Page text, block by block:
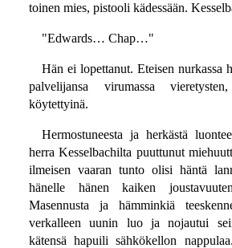
toinen mies, pistooli kädessään.
"Edwards… Chap…"
Hän ei lopettanut. Eteisen nurkassa
palvelijansa virumassa
köytettyinä.
Hermostuneesta ja herkästä
herra Kesselbachilta puuttunut
ilmeisen vaaran tunto olisi häntä
hänelle hänen kaiken
Masennusta ja hämminkiä
verkalleen uunin luo ja nojautui
kätensä hapuili sähkökellon